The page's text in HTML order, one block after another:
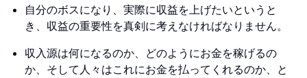
自分のボスになり、実際に収益を上げたいというと
き、収益の重要性を真剣に考えなければなりません。
収入源は何になるのか、どのようにお金を稼げるの
か、そして人々はこれにお金を払ってくれるのか、と